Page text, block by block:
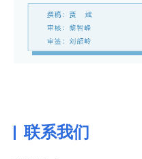
联系我们